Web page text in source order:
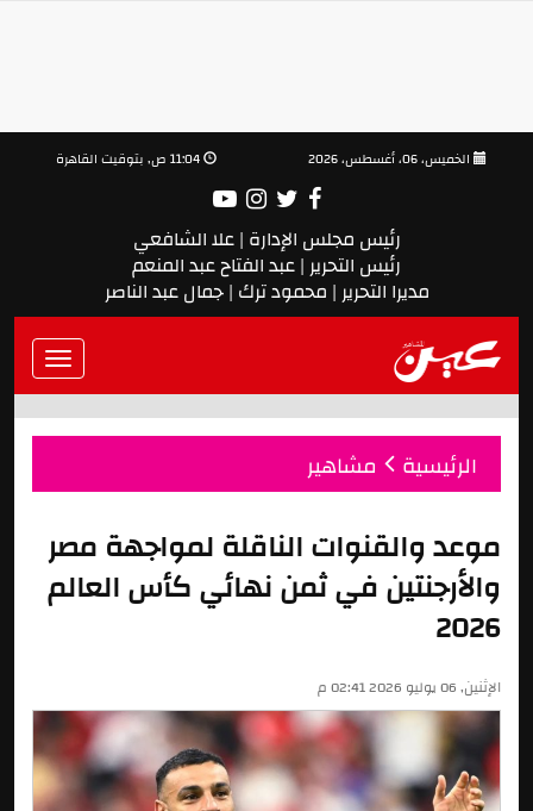
رئيس مجلس الإدارة | علا الشافعي
رئيس التحرير | عبد الفتاح عبد المنعم
مديرا التحرير | محمود ترك | جمال عبد الناصر
Toggle
الرئيسية مشاهير
موعد والقنوات الناقلة لمواجهة مصر
والأرجنتين في ثمن نهائي كأس العالم
2026
الإثنين, 06 يوليو 2026 02:41 م